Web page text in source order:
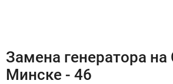
Замена генератора
Минске - 46